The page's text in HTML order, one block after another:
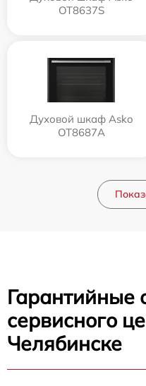
OT8637S
Духовой шкаф Asko
OT8687A
Гарантийные
сервисного
Челябинске